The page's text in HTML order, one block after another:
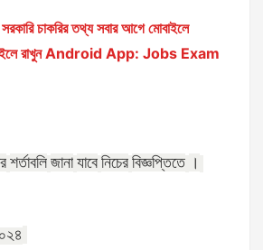
চাকরির তথ্য সবার আগে মোবাইলে
রাখুন Android App: Jobs Exam
শর্তাবলি জানা যাবে নিচের বিজ্ঞপ্তিতে ।